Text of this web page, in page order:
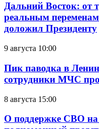
Дальний Восток: от
реальным
доложил Президенту
9 августа 10:00
Пик паводка в
сотрудники МЧС
8 августа 15:00
О поддержке СВО на